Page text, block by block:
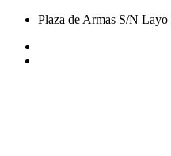
Plaza de Armas S/N Layo